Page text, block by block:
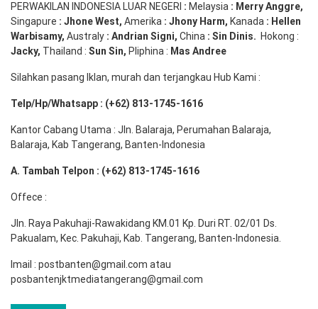
PERWAKILAN INDONESIA LUAR NEGERI : Melaysia : MerryAnggre,
Singapure : JhoneWest, Amerika : Jhony Harm, Kanada : Hellen
Warbisamy, Australy : Andrian Signi, China : Sin Dinis. Hokong :
Jacky, Thailand : Sun Sin, Pliphina : Mas Andree
Silahkan pasang Iklan, murah dan terjangkau Hub Kami :
Telp/Hp/Whatsapp : (+62) 813-1745-1616
Kantor Cabang Utama : Jln. Balaraja, Perumahan Balaraja,
Balaraja, Kab Tangerang, Banten-Indonesia
A. Tambah Telpon : (+62) 813-1745-1616
Offece :
Jln. Raya Pakuhaji-Rawakidang KM.01 Kp. Duri RT. 02/01 Ds.
Pakualam, Kec. Pakuhaji, Kab. Tangerang, Banten-Indonesia.
Imail : postbanten@gmail.com atau
posbantenjktmediatangerang@gmail.com